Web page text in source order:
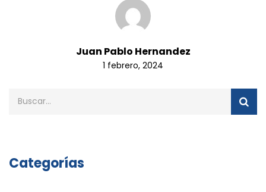
Juan Pablo Hernandez
1 febrero, 2024
Categorías